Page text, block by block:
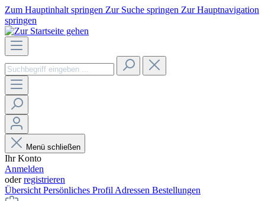
Zum Hauptinhalt springen Zur Suche springen Zur Hauptnavigation
springen
Menü schließen
Ihr Konto
Anmelden
oderregistrieren
Übersicht Persönliches Profil Adressen Bestellungen